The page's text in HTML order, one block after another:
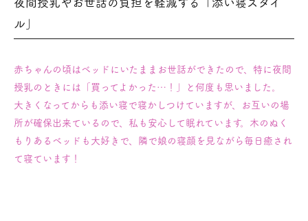
ル」
赤ちゃんの頃はベッドにいたままお世話ができたので、特に夜間
授乳のときには「買ってよかった…！」と何度も思いました。
大きくなってからも添い寝で寝かしつけていますが、お互いの場
所が確保出来ているので、私も安心して眠れています。木のぬく
もりあるベッドも大好きで、隣で娘の寝顔を見ながら毎日癒され
て寝ています！